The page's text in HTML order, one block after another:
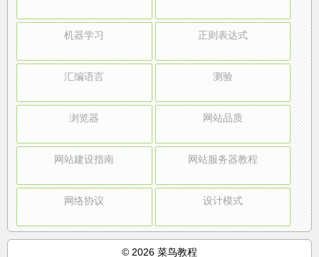
机器学习 正则表达式
汇编语言 测验
浏览器 网站品质
网站建设指南 网站服务器教程
网络协议 设计模式
© 2026 菜鸟教程